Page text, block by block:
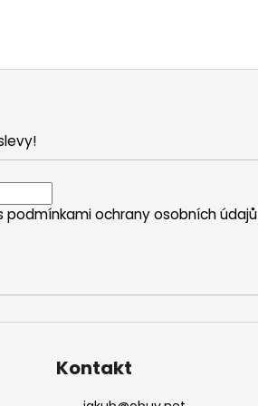
podmínkami ochrany osobních údajů
Kontakt